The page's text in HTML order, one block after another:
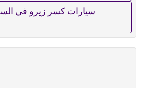
سيارات كسر زيرو في